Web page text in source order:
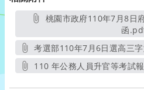
函
考選部110年7月6日選高三
另
110 年公務人員升官等考試